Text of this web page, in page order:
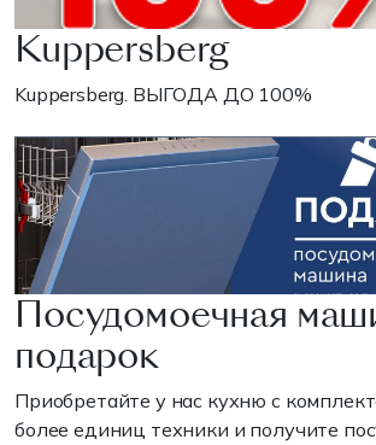
Kuppersberg
Kuppersberg. ВЫГОДА ДО 100%
Посудомоечная
подарок
Приобретайте у нас кухню с
более единиц техники и получите